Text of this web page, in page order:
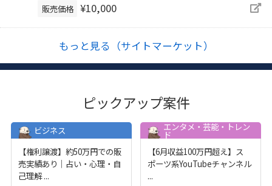
販売価格 ¥10,000
もっと見る（サイトマーケット）
ピックアップ案件
ビジネス
【権利譲渡】約50万円での販
売実績あり｜占い・心理・自
己理解...
エンタメ・芸能・トレン
ド
【6月収益100万円超え】ス
ポーツ系YouTubeチャンネル
...